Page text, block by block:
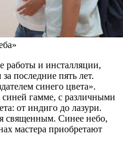
и инсталляции,
последние пять лет.
синего цвета».
гамме, с различными
от индиго до лазури.
священным. Синее небо,
мастера приобретают